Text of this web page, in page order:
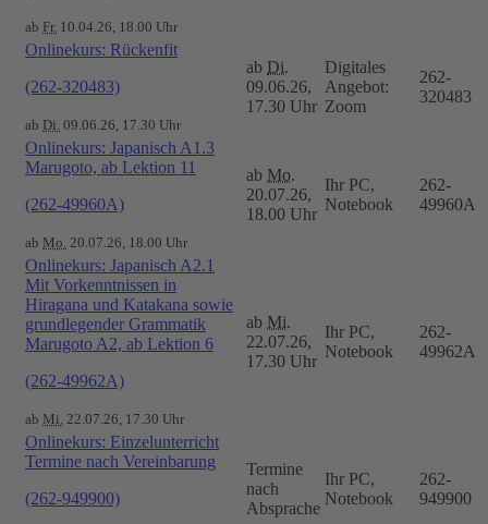
ab Fr. 10.04.26, 18.00 Uhr
Onlinekurs: Rückenfit
(262-320483)
ab Di. 09.06.26, 17.30 Uhr
ab Di.
09.06.26,
17.30 Uhr
Digitales
Angebot:
Zoom
262-
320483
Onlinekurs: Japanisch A1.3
Marugoto, ab Lektion 11
(262-49960A)
ab Mo. 20.07.26, 18.00 Uhr
ab Mo.
20.07.26,
18.00 Uhr
Ihr PC,
Notebook
262-
49960A
Onlinekurs: Japanisch A2.1
Mit Vorkenntnissen in
Hiragana und Katakana sowie
grundlegender Grammatik
Marugoto A2, ab Lektion 6
(262-49962A)
ab Mi. 22.07.26, 17.30 Uhr
ab Mi.
22.07.26,
17.30 Uhr
Ihr PC,
Notebook
262-
49962A
Onlinekurs: Einzelunterricht
Termine nach Vereinbarung
(262-949900)
Termine
nach
Absprache
Ihr PC,
Notebook
262-
949900